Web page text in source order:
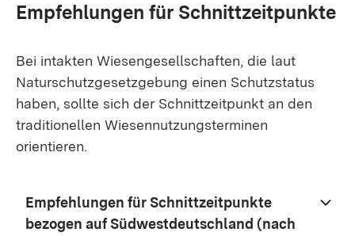
Empfehlungen für Schnittzeitpunkte
Bei intakten Wiesengesellschaften, die laut
Naturschutzgesetzgebung einen Schutzstatus
haben, sollte sich der Schnittzeitpunkt an den
traditionellen Wiesennutzungsterminen
orientieren.
Empfehlungen für Schnittzeitpunkte
bezogen auf Südwestdeutschland (nach